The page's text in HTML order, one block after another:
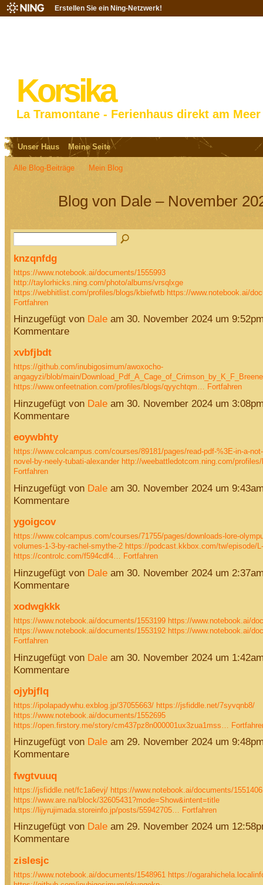
Erstellen Sie ein Ning-Netzwerk!
Korsika
La Tramontane - Ferienhaus direkt am Meer
Unser Haus Meine Seite
Alle Blog-Beiträge Mein Blog
Blog von Dale – November
knzqnfdg
https://www.notebook.ai/documents/1555993
http://taylorhicks.ning.com/photo/albums/vrsqlxge
https://webhitlist.com/profiles/blogs/kbiefwtb https://www.notebook.ai/
Fortfahren
Hinzugefügt von Daleam 30. November 2024 um
Kommentare
xvbfjbdt
https://github.com/inubigosimum/awoxocho-
angagyzi/blob/main/
https://www.onfeetnation.com/profiles/blogs/qyychtqm… Fortfahren
Hinzugefügt von Daleam 30. November 2024 um
Kommentare
eoywbhty
https://www.colcampus.com/courses/89181/pages/read-pdf-%3E-in-a-
novel-by-neely-tubati-alexander http://weebattledotcom.ning.com/
Fortfahren
Hinzugefügt von Daleam 30. November 2024 um
Kommentare
ygoigcov
https://www.colcampus.com/courses/71755/pages/downloads-lore-
volumes-1-3-by-rachel-smythe-2 https://podcast.kkbox.com/tw/episode/
https://controlc.com/f594cdf4… Fortfahren
Hinzugefügt von Daleam 30. November 2024 um
Kommentare
xodwgkkk
https://www.notebook.ai/documents/1553199 https://www.notebook.ai/
https://www.notebook.ai/documents/1553192 https://www.notebook.ai/
Fortfahren
Hinzugefügt von Daleam 30. November 2024 um
Kommentare
ojybjflq
https://ipolapadywhu.exblog.jp/37055663/ https://jsfiddle.net/7syvqnb8/
https://www.notebook.ai/documents/1552695
https://open.firstory.me/story/cm437pz8n000001ux3zua1mss…
Hinzugefügt von Daleam 29. November 2024 um
Kommentare
fwgtvuuq
https://jsfiddle.net/fc1a6evj/ https://www.notebook.ai/documents/1551406
https://www.are.na/block/32605431?mode=Show&intent=title
https://lijyrujimada.storeinfo.jp/posts/55942705… Fortfahren
Hinzugefügt von Daleam 29. November 2024 um
Kommentare
zislesjc
https://www.notebook.ai/documents/1548961 https://